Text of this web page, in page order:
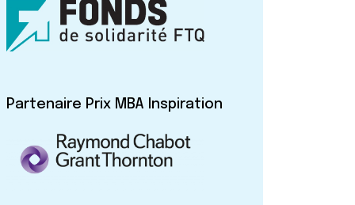
Partenaire Prix MBA Inspiration